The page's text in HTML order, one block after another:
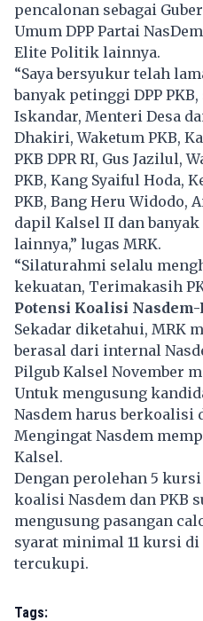
pencalonan sebagai
Umum DPP Partai
Elite Politik lainnya.
“Saya bersyukur telah
banyak petinggi DPP
Iskandar, Menteri Desa
Dhakiri, Waketum PKB,
PKB DPR RI, Gus Jazilul,
PKB, Kang Syaiful Hoda,
PKB, Bang Heru Widodo,
dapil Kalsel II dan banyak
lainnya,” lugas MRK.
“Silaturahmi selalu
kekuatan, Terimakasih
Potensi Koalisi Nasdem-
Sekadar diketahui, MRK
berasal dari internal
Pilgub Kalsel November
Untuk mengusung
Nasdem harus berkoalisi
Mengingat Nasdem
Kalsel.
Dengan perolehan 5 kursi
koalisi Nasdem dan PKB
mengusung pasangan
syarat minimal 11 kursi di
tercukupi.
Tags: